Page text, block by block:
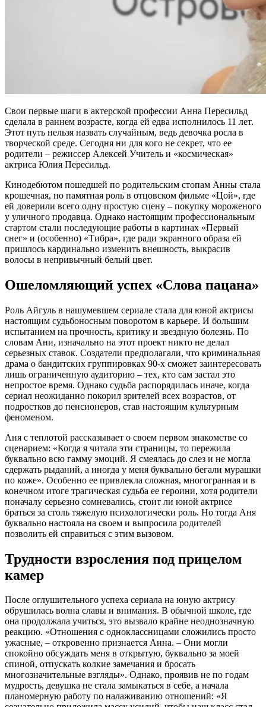
Свои первые шаги в актерской профессии Анна Пересильд
сделала в раннем возрасте, когда ей едва исполнилось 11 лет.
Этот путь нельзя назвать случайным, ведь девочка росла в
творческой среде. Сегодня ни для кого не секрет, что ее
родители – режиссер Алексей Учитель и «космическая»
актриса Юлия Пересильд.
Кинодебютом пошедшей по родительским стопам Анны стала
крошечная, но памятная роль в отцовском фильме «Цой», где
ей доверили всего одну простую сцену – покупку мороженого
у уличного продавца. Однако настоящим профессиональным
стартом стали последующие работы в картинах «Первый
снег» и (особенно) «Тибра», где ради экранного образа ей
пришлось кардинально изменить внешность, выкрасив
волосы в непривычный белый цвет.
Ошеломляющий успех «Слова пацана»
Роль Айгуль в нашумевшем сериале стала для юной актрисы
настоящим судьбоносным поворотом в карьере. И большим
испытанием на прочность, критику и звездную болезнь. По
словам Ани, изначально на этот проект никто не делал
серьезных ставок. Создатели предполагали, что криминальная
драма о бандитских группировках 90-х сможет заинтересовать
лишь ограниченную аудиторию – тех, кто сам застал это
непростое время. Однако судьба распорядилась иначе, когда
сериал неожиданно покорил зрителей всех возрастов, от
подростков до пенсионеров, став настоящим культурным
феноменом.
Аня с теплотой рассказывает о своем первом знакомстве со
сценарием: «Когда я читала эти страницы, то пережила
буквально всю гамму эмоций. Я смеялась до слез и не могла
сдержать рыданий, а иногда у меня буквально бегали мурашки
по коже». Особенно ее привлекла сложная, многогранная и в
конечном итоге трагическая судьба ее героини, хотя родители
поначалу серьезно сомневались, стоит ли юной актрисе
браться за столь тяжелую психологически роль. Но тогда Аня
буквально настояла на своем и выпросила родителей
позволить ей справиться с этим вызовом.
Трудности взросления под прицелом
камер
После оглушительного успеха сериала на юную актрису
обрушилась волна славы и внимания. В обычной школе, где
она продолжала учиться, это вызвало крайне неоднозначную
реакцию. «Отношения с одноклассницами сложились просто
ужасные, – откровенно признается Анна. – Они могли
спокойно обсуждать меня в открытую, буквально за моей
спиной, отпускать колкие замечания и бросать
многозначительные взгляды». Однако, проявив не по годам
мудрость, девушка не стала замыкаться в себе, а начала
планомерную работу по налаживанию отношений: «Я